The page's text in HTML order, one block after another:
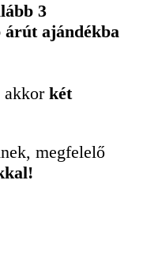
3
árút ajándékba
akkorkét
megfelelő